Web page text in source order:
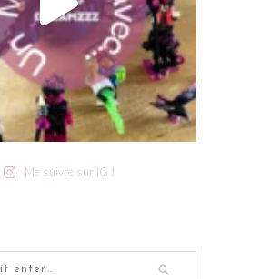
Me suivre sur IG !